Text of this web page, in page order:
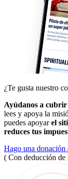
¿Te gusta nuestro
Ayúdanos a cubrir
lees y apoya la
puedes apoyarel
reduces tus
Hago una donación
( Con deducción de